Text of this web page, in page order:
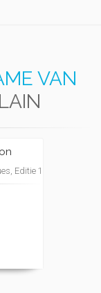
VAN
Editie 1